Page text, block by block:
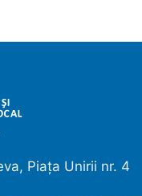
Piața Unirii nr. 4